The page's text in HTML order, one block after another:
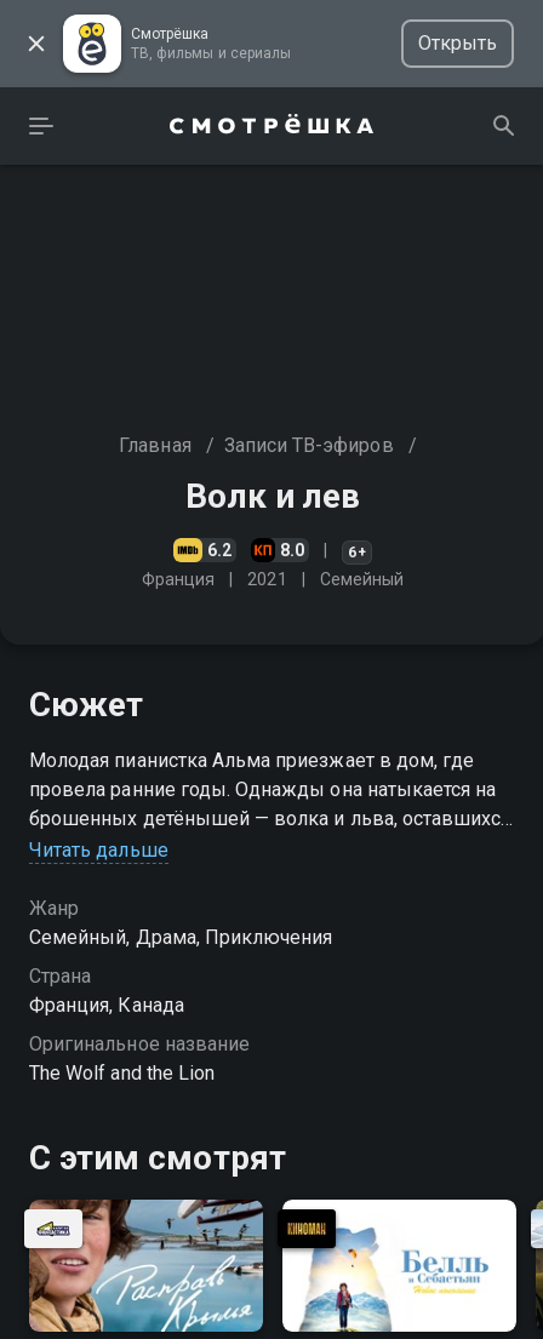
Смотрёшка
ТВ, фильмы и сериалы
Открыть
Главная / Записи ТВ-эфиров /
Волк и лев
6.2 8.0 6+
Франция 2021 Cемейный
Сюжет
Молодая пианистка Альма приезжает в дом, где
провела ранние годы. Однажды она натыкается на
брошенных детёнышей — волка и льва, оставшихся
без родителей. Девушка забирает их к себе и прячет
ничто не способно их разлучить. Но тайна выходит
наружу. Маленького льва хватают и продают в
странствующий цирк, а волчонка увозят
исследователи. Троице предстоит пуститься в
рискованное приключение через неизвестные
земли, чтобы снова стать вместе. «Волк и лев» —
смотрите онлайн в хорошем качестве.
Читать дальше
Жанр
Cемейный, Драма, Приключения
Страна
Франция, Канада
Оригинальное название
The Wolf and the Lion
С этим смотрят